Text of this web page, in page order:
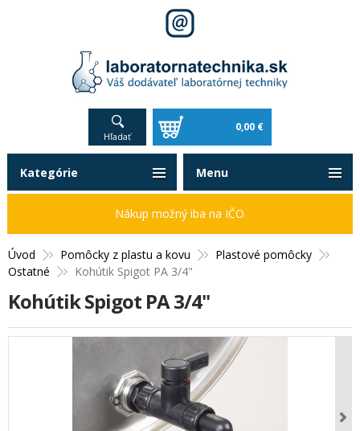
Hľadať
0,00 €
Úvod Pomôcky z plastu a kovu
Plastové pomôcky
Ostatné
Kohútik Spigot PA 3/4"
Kohútik Spigot PA 3/4"
Kategórie
Nákup možný iba na IČO
Menu